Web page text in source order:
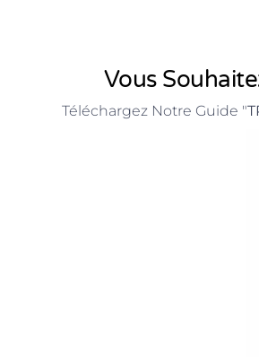
Vous
Téléchargez Notre Guide "